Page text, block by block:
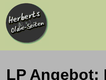
LP Angebot: